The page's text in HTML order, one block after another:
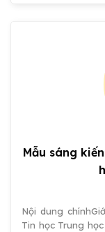
Mẫu sáng
Nội dung
Tin học Trung